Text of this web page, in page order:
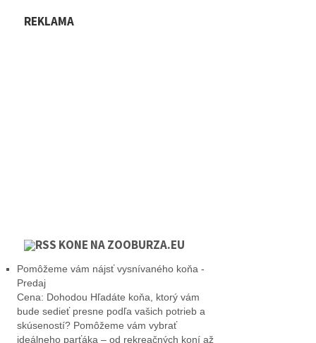
REKLAMA
KONE NA ZOOBURZA.EU
Pomôžeme vám nájsť vysnívaného koňa -
Predaj
Cena: Dohodou Hľadáte koňa, ktorý vám
bude sedieť presne podľa vašich potrieb a
skúseností? Pomôžeme vám vybrať
ideálneho parťáka – od rekreačných koní až